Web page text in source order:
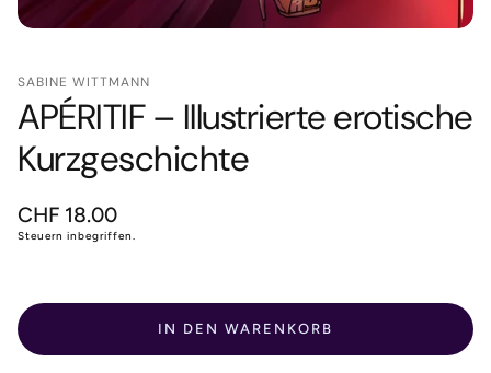
SABINE WITTMANN
APÉRITIF – Illustrierte erotische
Kurzgeschichte
Normaler
Preis
CHF 18.00
Steuern inbegriffen.
IN DEN WARENKORB